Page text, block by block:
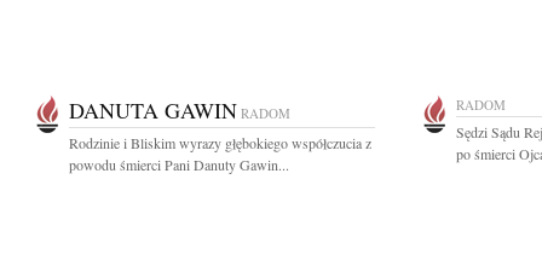
DANUTA GAWIN RADOM
Rodzinie i Bliskim wyrazy głębokiego współczucia z
powodu śmierci Pani Danuty Gawin...
RADOM
Sędzi Sądu
po śmierci